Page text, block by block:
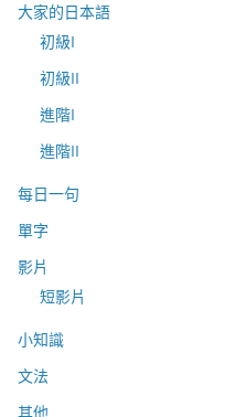
大家的日本語
初級I
初級II
進階I
進階II
每日一句
單字
影片
短影片
小知識
文法
其他